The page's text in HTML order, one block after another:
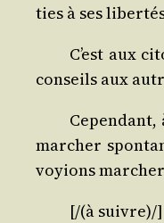
ties à ses
C’est aux
conseils aux
mar­cher
voyions
[/(à suivre)/]